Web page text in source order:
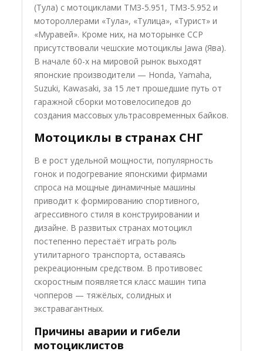
(Тула) с мотоциклами ТМЗ-5.951, ТМЗ-5.952 и
мотороллерами «Тула», «Тулица», «Турист» и
«Муравей». Кроме них, на моторынке ССР
присутствовали чешские мотоциклы Jawa (Ява).
В начале 60-х на мировой рынок выходят
японские производители — Honda, Yamaha,
Suzuki, Kawasaki, за 15 лет прошедшие путь от
гаражной сборки мотовелосипедов до
создания массовых ультрасовременных байков.
Мотоциклы в странах СНГ
В е рост удельной мощности, популярность
гонок и подогревание японскими фирмами
спроса на мощные динамичные машины
приводит к формированию спортивного,
агрессивного стиля в конструировании и
дизайне. В развитых странах мотоцикл
постепенно перестаёт играть роль
утилитарного транспорта, оставаясь
рекреационным средством. В противовес
скоростным появляется класс машин типа
чопперов — тяжёлых, солидных и
экстравагантных.
Причины аварии и гибели
мотоциклистов